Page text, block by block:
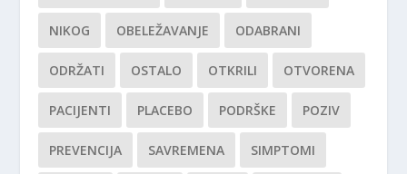
NIKOG OBELEŽAVANJE ODABRANI
ODRŽATI OSTALO OTKRILI OTVORENA
PACIJENTI PLACEBO PODRŠKE POZIV
PREVENCIJA SAVREMENA SIMPTOMI